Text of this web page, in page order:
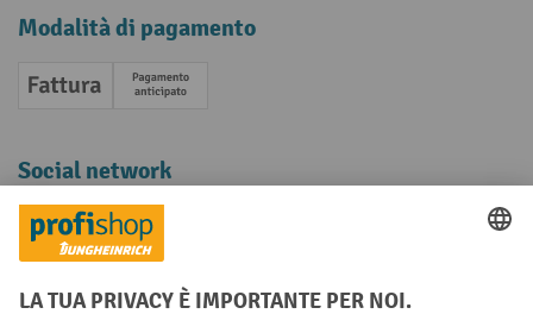
Modalità di pagamento
Fattura Pagamento anticipato
Social network
Facebook
YouTube
LinkedInInstagram